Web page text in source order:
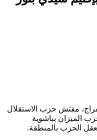
مفتش حزب الاستقلال
الميزان بباشوية
الحزب بالمنطقة.